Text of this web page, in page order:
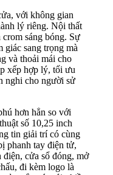
với không gian
lý riêng. Nội thất
sáng bóng. Sự
giác sang trọng mà
và thoải mái cho
xếp hợp lý, tối ưu
nghi cho người sử
hơn hẳn so với
số 10,25 inch
tin giải trí có cùng
phanh tay điện tử,
cửa sổ đóng, mở
đi kèm logo là